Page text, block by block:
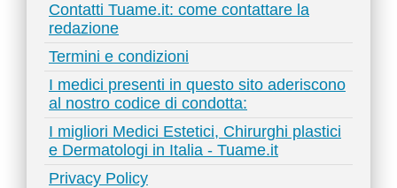
Contatti Tuame.it: come contattare la
redazione
Termini e condizioni
I medici presenti in questo sito aderiscono
al nostro codice di condotta:
I migliori Medici Estetici, Chirurghi plastici
e Dermatologi in Italia - Tuame.it
Privacy Policy